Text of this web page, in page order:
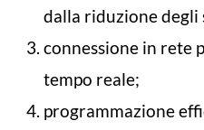
dalla riduzione degli
connessione in rete
tempo reale;
programmazione